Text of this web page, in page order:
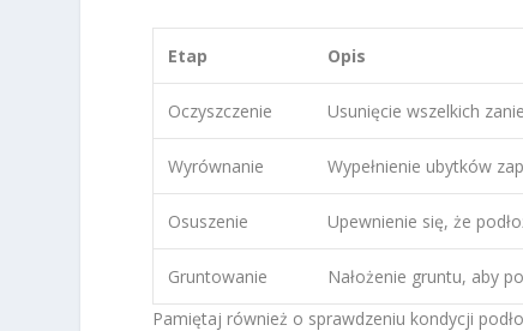
Etap Opis
Oczyszczenie Usunięcie wszelkich
Wyrównanie Wypełnienie ubytków
Osuszenie Upewnienie się, że
Gruntowanie
Nałożenie gruntu, aby
Pamiętaj również o sprawdzeniu kondycji